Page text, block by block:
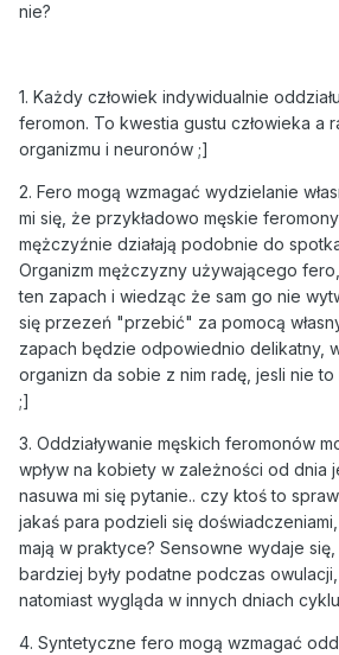
nie?
1. Każdy człowiek indywidualnie
feromon. To kwestia gustu człowieka a
organizmu i neuronów ;]
2. Fero mogą wzmagać wydzielanie
mi się, że przykładowo męskie
mężczyźnie działają podobnie do
Organizm mężczyzny używającego
ten zapach i wiedząc że sam go nie
się przezeń "przebić" za pomocą
zapach będzie odpowiednio delikatny,
organizn da sobie z nim radę, jesli nie to
;]
3. Oddziaływanie męskich feromonów
wpływ na kobiety w zależności od dnia
nasuwa mi się pytanie.. czy ktoś to
jakaś para podzieli się
mają w praktyce? Sensowne wydaje
bardziej były podatne podczas
natomiast wygląda w innych dniach
4. Syntetyczne fero mogą wzmagać